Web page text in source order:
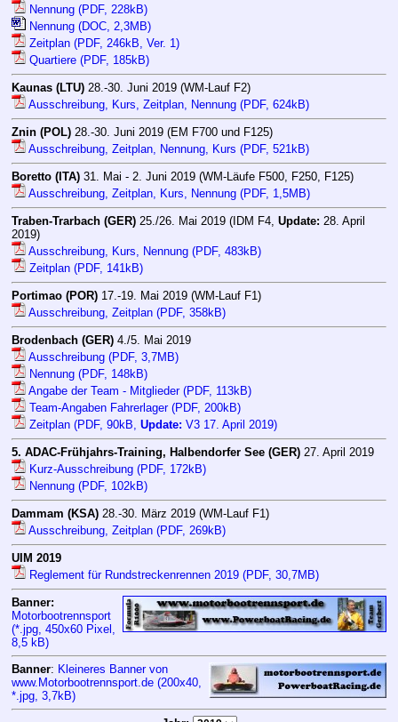
Nennung (PDF, 228kB)
Nennung (DOC, 2,3MB)
Zeitplan (PDF, 246kB, Ver. 1)
Quartiere (PDF, 185kB)
Kaunas (LTU) 28.-30. Juni 2019 (WM-Lauf F2)
Ausschreibung, Kurs, Zeitplan, Nennung (PDF, 624kB)
Znin (POL) 28.-30. Juni 2019 (EM F700 und F125)
Ausschreibung, Zeitplan, Nennung, Kurs (PDF, 521kB)
Boretto (ITA) 31. Mai - 2. Juni 2019 (WM-Läufe F500, F250, F125)
Ausschreibung, Zeitplan, Kurs, Nennung (PDF, 1,5MB)
Traben-Trarbach (GER) 25./26. Mai 2019 (IDM F4, Update: 28. April
2019)
Ausschreibung, Kurs, Nennung (PDF, 483kB)
Zeitplan (PDF, 141kB)
Portimao (POR) 17.-19. Mai 2019 (WM-Lauf F1)
Ausschreibung, Zeitplan (PDF, 358kB)
Brodenbach (GER) 4./5. Mai 2019
Ausschreibung (PDF, 3,7MB)
Nennung (PDF, 148kB)
Angabe der Team - Mitglieder (PDF, 113kB)
Team-Angaben Fahrerlager (PDF, 200kB)
Zeitplan (PDF, 90kB, Update: V3 17. April 2019)
5. ADAC-Frühjahrs-Training, Halbendorfer See (GER) 27. April 2019
Kurz-Ausschreibung (PDF, 172kB)
Nennung (PDF, 102kB)
Dammam (KSA) 28.-30. März 2019 (WM-Lauf F1)
Ausschreibung, Zeitplan (PDF, 269kB)
UIM 2019
Reglement für Rundstreckenrennen 2019 (PDF, 30,7MB)
Banner:
Motorbootrennsport
(*.jpg, 450x60 Pixel,
8,5 kB)
Banner: Kleineres Banner von
www.Motorbootrennsport.de (200x40,
*.jpg, 3,7kB)